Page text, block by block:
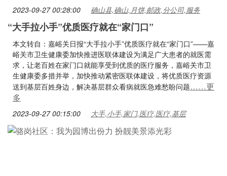
2023-09-27 00:28:00 确山县,确山,月饼,邮政,分公司,服务
“大手拉小手”优质医疗就在“家门口”
本文转自：嘉峪关日报“大手拉小手”优质医疗就在“家门口”——嘉
峪关市卫生健康委加快推进医联体建设为满足广大患者的就医需
求，让老百姓在家门口就能享受到优质的医疗服务，嘉峪关市卫
生健康委多措并举，加快推动紧密医联体建设，将优质医疗资源
送到基层百姓身边，解决基层群众看病就医急难愁盼问题……更
多
2023-09-27 00:15:00 大手,小手,家门,医疗,医疗,基层